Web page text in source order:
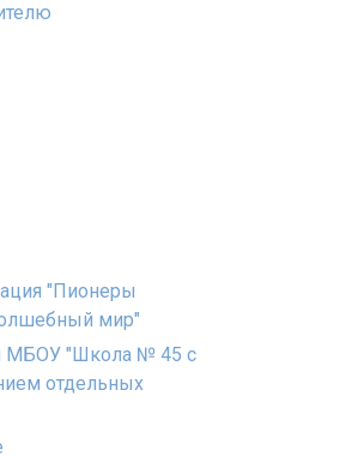
"Пионеры
мир"
МБОУ "Школа № 45 с
отдельных